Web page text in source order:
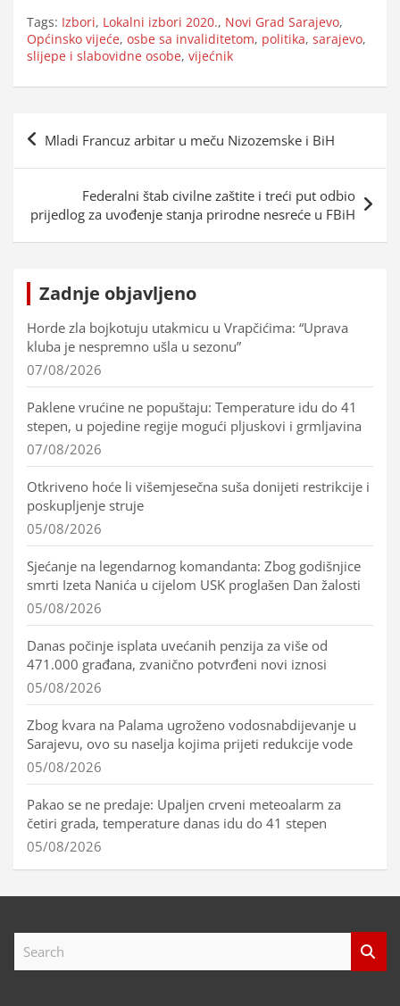
Tags: Izbori, Lokalni izbori 2020., Novi Grad Sarajevo,
Općinsko vijeće, osbe sa invaliditetom, politika, sarajevo,
slijepe i slabovidne osobe, vijećnik
Navigacija
objava
Mladi Francuz arbitar u meču Nizozemske i BiH
Federalni štab civilne zaštite i treći put odbio
prijedlog za uvođenje stanja prirodne nesreće u FBiH
Zadnje objavljeno
Horde zla bojkotuju utakmicu u Vrapčićima: “Uprava
kluba je nespremno ušla u sezonu”
07/08/2026
Paklene vrućine ne popuštaju: Temperature idu do 41
stepen, u pojedine regije mogući pljuskovi i grmljavina
07/08/2026
Otkriveno hoće li višemjesečna suša donijeti restrikcije i
poskupljenje struje
05/08/2026
Sjećanje na legendarnog komandanta: Zbog godišnjice
smrti Izeta Nanića u cijelom USK proglašen Dan žalosti
05/08/2026
Danas počinje isplata uvećanih penzija za više od
471.000 građana, zvanično potvrđeni novi iznosi
05/08/2026
Zbog kvara na Palama ugroženo vodosnabdijevanje u
Sarajevu, ovo su naselja kojima prijeti redukcije vode
05/08/2026
Pakao se ne predaje: Upaljen crveni meteoalarm za
četiri grada, temperature danas idu do 41 stepen
05/08/2026